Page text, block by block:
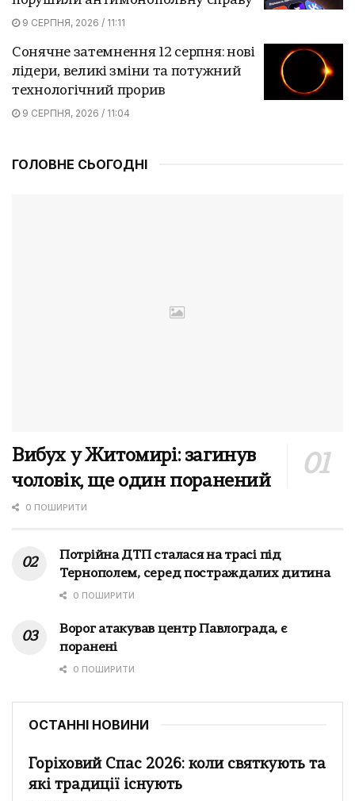
9 СЕРПНЯ, 2026 / 11:11
Сонячне затемнення 12 серпня: нові
лідери, великі зміни та потужний
технологічний прорив
9 СЕРПНЯ, 2026 / 11:04
ГОЛОВНЕ СЬОГОДНІ
Вибух у Житомирі: загинув
чоловік, ще один поранений
0 ПОШИРИТИ
Потрійна ДТП сталася на трасі під
Тернополем, серед постраждалих дитина
0 ПОШИРИТИ
Ворог атакував центр Павлограда, є
поранені
0 ПОШИРИТИ
ОСТАННІ НОВИНИ
Горіховий Спас 2026: коли святкують та
які традиції існують